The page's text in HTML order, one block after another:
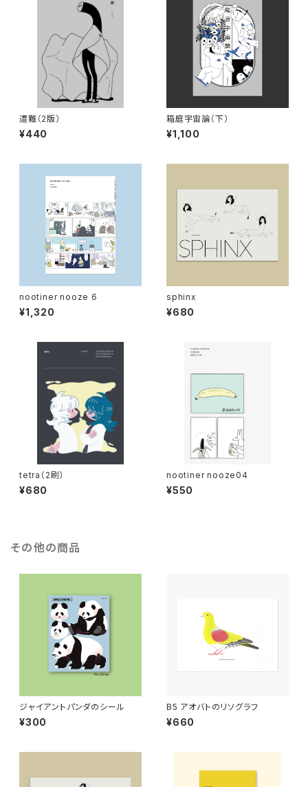
遭難（2版）
¥440
箱庭宇宙論（下）
¥1,100
nootiner nooze 6
¥1,320
sphinx
¥680
tetra（2刷）
¥680
nootiner nooze04
¥550
その他の商品
ジャイアントパンダのシール
¥300
B5 アオバトのリソグラフ
¥660